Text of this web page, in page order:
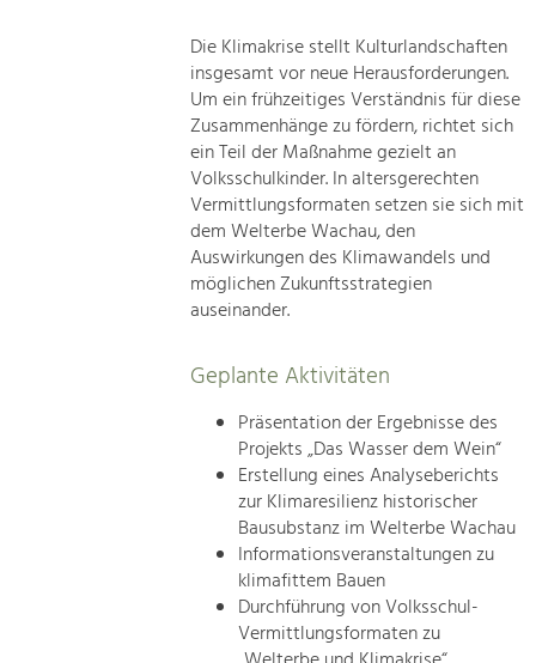
Die Klimakrise stellt Kulturlandschaften
insgesamt vor neue Herausforderungen.
Um ein frühzeitiges Verständnis für diese
Zusammenhänge zu fördern, richtet sich
ein Teil der Maßnahme gezielt an
Volksschulkinder. In altersgerechten
Vermittlungsformaten setzen sie sich mit
dem Welterbe Wachau, den
Auswirkungen des Klimawandels und
möglichen Zukunftsstrategien
auseinander.
Geplante Aktivitäten
Präsentation der Ergebnisse des
Projekts „Das Wasser dem Wein“
Erstellung eines Analyseberichts
zur Klimaresilienz historischer
Bausubstanz im Welterbe Wachau
Informationsveranstaltungen zu
klimafittem Bauen
Durchführung von Volksschul-
Vermittlungsformaten zu